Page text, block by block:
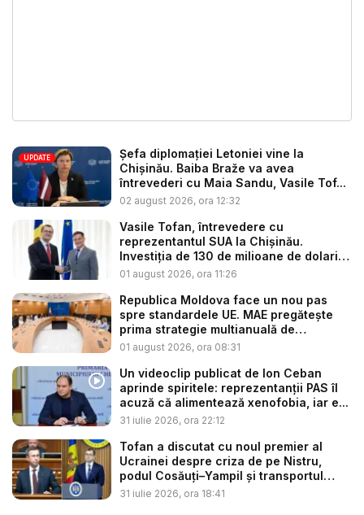
UPDATE
Șefa diplomației Letoniei vine la
Chișinău. Baiba Braže va avea
întrevederi cu Maia Sandu, Vasile Tof...
02 august 2026, ora 12:32
Vasile Tofan, întrevedere cu
reprezentantul SUA la Chișinău.
Investiția de 130 de milioane de dolari
p...
01 august 2026, ora 11:26
Republica Moldova face un nou pas
spre standardele UE. MAE pregătește
prima strategie multianuală de
coopera...
01 august 2026, ora 08:31
Un videoclip publicat de Ion Ceban
aprinde spiritele: reprezentanții PAS îl
acuză că alimentează xenofobia, iar e...
31 iulie 2026, ora 22:12
Tofan a discutat cu noul premier al
Ucrainei despre criza de pe Nistru,
podul Cosăuți–Yampil și transportul
cer...
31 iulie 2026, ora 18:41